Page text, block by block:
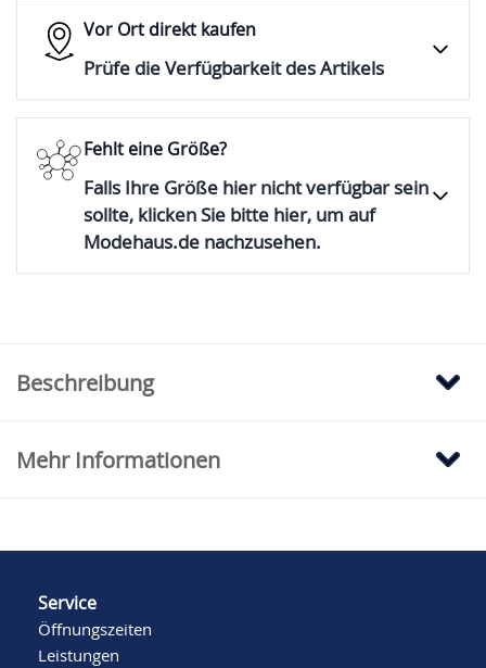
Vor Ort direkt kaufen
Prüfe die Verfügbarkeit des Artikels
Fehlt eine Größe?
Falls Ihre Größe hier nicht verfügbar sein
sollte, klicken Sie bitte hier, um auf
Modehaus.de nachzusehen.
Beschreibung
Mehr Informationen
Service
Öffnungszeiten
Leistungen